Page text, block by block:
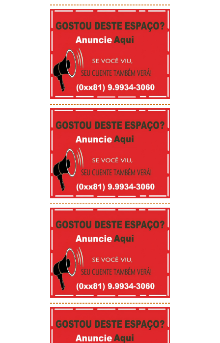
-----------------------------------------
-----------------------------------------
-----------------------------------------
-----------------------------------------